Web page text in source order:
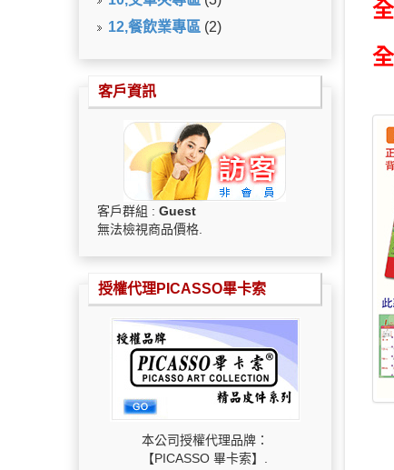
12,餐飲業專區 (2)
客戶資訊
客戶群組 : Guest
無法檢視商品價格.
授權代理PICASSO畢卡索
本公司授權代理品牌：
【PICASSO 畢卡索】.